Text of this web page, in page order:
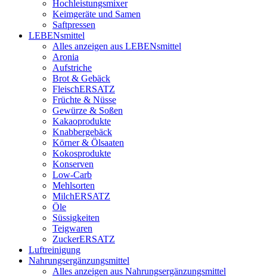
Hochleistungsmixer
Keimgeräte und Samen
Saftpressen
LEBENsmittel
Alles anzeigen aus LEBENsmittel
Aronia
Aufstriche
Brot & Gebäck
FleischERSATZ
Früchte & Nüsse
Gewürze & Soßen
Kakaoprodukte
Knabbergebäck
Körner & Ölsaaten
Kokosprodukte
Konserven
Low-Carb
Mehlsorten
MilchERSATZ
Öle
Süssigkeiten
Teigwaren
ZuckerERSATZ
Luftreinigung
Nahrungsergänzungsmittel
Alles anzeigen aus Nahrungsergänzungsmittel